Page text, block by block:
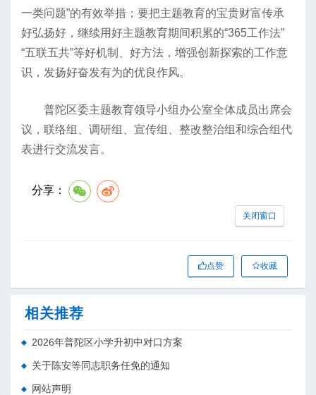
一类问题”的有效举措；要把主题教育的宝贵财富传承
好弘扬好，继续用好主题教育期间积累的“365工作法”
“五联五共”等好机制、好方法，增强创新探索的工作意
识，发扬好奋发有为的优良作风。
普陀区委主题教育领导小组办公室全体成员出席会
议，联络组、调研组、宣传组、整改整治组和综合组代
表进行交流发言。
分享：
关闭窗口
点赞 收藏
相关推荐
2026年普陀区小学升初中对口方案
关于陈安等同志职务任免的通知
网站声明